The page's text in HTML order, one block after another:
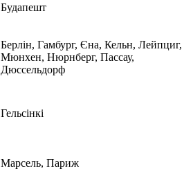
Будапешт
Берлін, Гамбург, Єна, Кельн, Лейпциг,
Мюнхен, Нюрнберг, Пассау,
Дюссельдорф
Гельсінкі
Марсель, Париж